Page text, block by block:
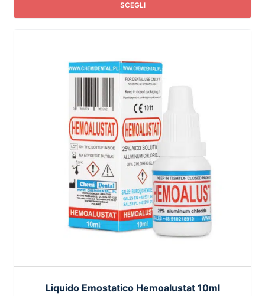
SCEGLI
Liquido Emostatico Hemoalustat 10ml